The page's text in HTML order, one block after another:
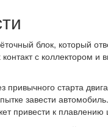
блок, который
с коллектором и
привычного старта
завести автомобиль.
привести к